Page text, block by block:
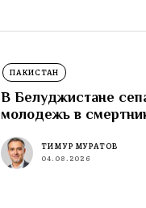
ПАКИСТАН
В Белуджистане
молодежь в
ТИМУР МУРАТОВ
04.08.2026